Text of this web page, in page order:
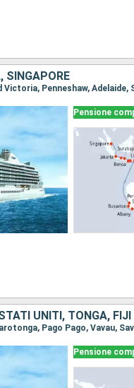
SINGAPORE
Pensione
Pensione